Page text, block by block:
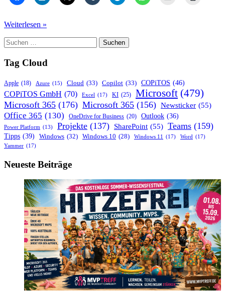
Ein
Zusammenarbeit
externen
Teilnehmern
in
Microsoft
Teams
Weiterlesen »
Suchen
nach:
Tag Cloud
Apple (18) Azure (15) Cloud (33) Copilot (33) COPiTOS (46)
COPiTOS GmbH (70) Excel (17) KI (25) Microsoft (479)
Microsoft 365 (176) Microsoft 365 (156) Newsticker (55)
Office 365 (130) OneDrive for Business (20) Outlook (36)
Power Platform (13) Projekte (137) SharePoint (55) Teams (159)
Tipps (39) Windows (32) Windows 10 (28) Windows 11 (17) Word (17)
Yammer (17)
Neueste Beiträge